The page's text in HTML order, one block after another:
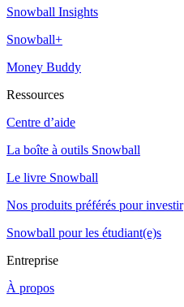
Snowball Insights
Snowball+
Money Buddy
Ressources
Centre d’aide
La boîte à outils Snowball
Le livre Snowball
Nos produits préférés pour investir
Snowball pour les étudiant(e)s
Entreprise
À propos